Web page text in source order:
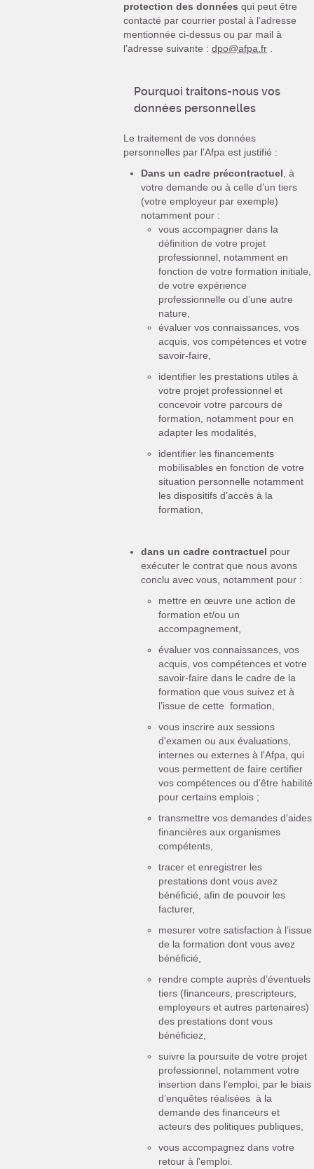
protection des données qui peut être
contacté par courrier postal à l’adresse
mentionnée ci-dessus ou par mail à
l’adresse suivante :dpo@afpa.fr
Pourquoi traitons-nous vos
données personnelles
Le traitement de vos données
personnelles par l’Afpa est justifié :
Dans un cadre précontractuel , à
votre demande ou à celle d’un tiers
(votre employeur par exemple)
notamment pour :
vous accompagner dans la
définition de votre projet
professionnel, notamment en
fonction de votre formation initiale,
de votre expérience
professionnelle ou d’une autre
nature,
évaluer vos connaissances, vos
acquis, vos compétences et votre
savoir-faire,
identifier les prestations utiles à
votre projet professionnel et
concevoir votre parcours de
formation, notamment pour en
adapter les modalités,
identifier les financements
mobilisables en fonction de votre
situation personnelle notamment
les dispositifs d’accès à la
formation,
dans un cadre contractuel pour
exécuter le contrat que nous avons
conclu avec vous, notamment pour :
mettre en œuvre une action de
formation et/ou un
accompagnement,
évaluer vos connaissances, vos
acquis, vos compétences et votre
savoir-faire dans le cadre de la
formation que vous suivez et à
l’issue de cette formation,
vous inscrire aux sessions
d'examen ou aux évaluations,
internes ou externes à l'Afpa, qui
vous permettent de faire certifier
vos compétences ou d’être habilité
pour certains emplois ;
transmettre vos demandes d'aides
financières aux organismes
compétents,
tracer et enregistrer les
prestations dont vous avez
bénéficié, afin de pouvoir les
facturer,
mesurer votre satisfaction à l’issue
de la formation dont vous avez
bénéficié,
rendre compte auprès d’éventuels
tiers (financeurs, prescripteurs,
employeurs et autres partenaires)
des prestations dont vous
bénéficiez,
suivre la poursuite de votre projet
professionnel, notamment votre
insertion dans l’emploi, par le biais
d’enquêtes réalisées à la
demande des financeurs et
acteurs des politiques publiques,
vous accompagnez dans votre
retour à l'emploi.